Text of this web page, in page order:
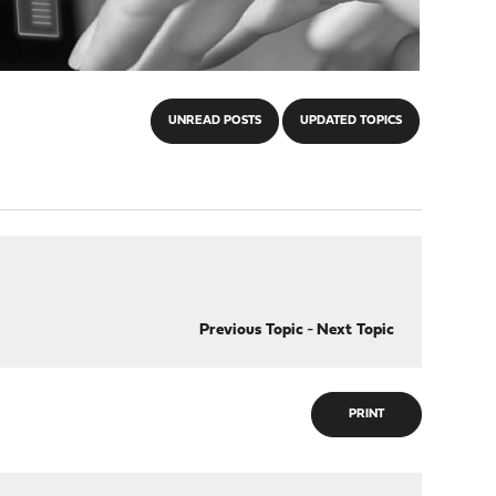
UNREAD POSTS UPDATED TOPICS
Previous Topic- Next Topic
PRINT